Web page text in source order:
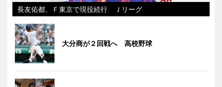
長友佑都、Ｆ東京で現役続行 Ｊリーグ
大分商が２回戦へ 高校野球